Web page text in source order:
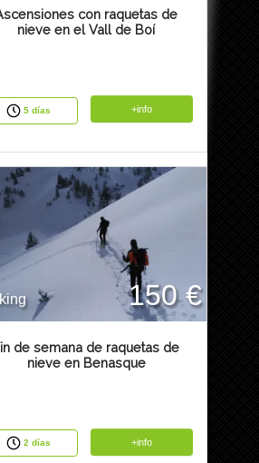
con raquetas de
nieve en el Vall de Boí
5 días +info
150 €
de semana de raquetas de
nieve en Benasque
2 días +info